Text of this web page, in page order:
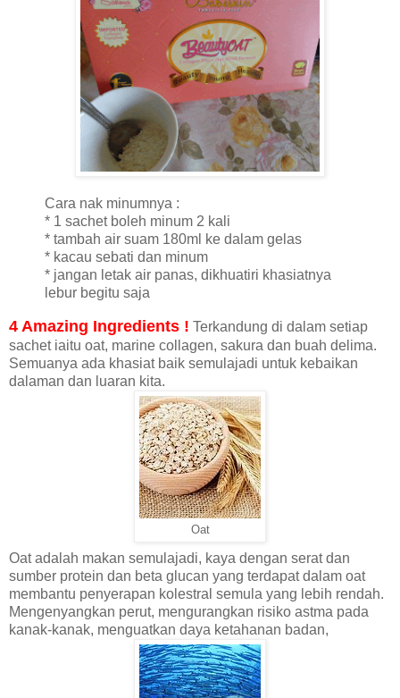
Cara nak minumnya :
* 1 sachet boleh minum 2 kali
* tambah air suam 180ml ke dalam gelas
* kacau sebati dan minum
* jangan letak air panas, dikhuatiri khasiatnya
lebur begitu saja
4 Amazing Ingredients ! Terkandung di dalam setiap
sachet iaitu oat, marine collagen, sakura dan buah delima.
Semuanya ada khasiat baik semulajadi untuk kebaikan
dalaman dan luaran kita.
Oat
Oat adalah makan semulajadi, kaya dengan serat dan
sumber protein dan beta glucan yang terdapat dalam oat
membantu penyerapan kolestral semula yang lebih rendah.
Mengenyangkan perut, mengurangkan risiko astma pada
kanak-kanak, menguatkan daya ketahanan badan,